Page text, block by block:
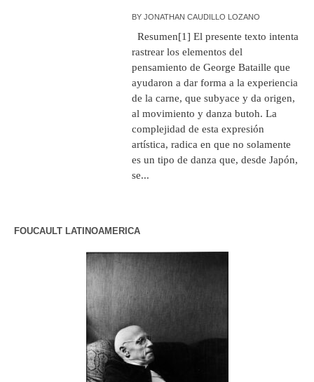
BYJONATHAN CAUDILLO LOZANO
Resumen[1] El presente texto intenta
rastrear los elementos del
pensamiento de George Bataille que
ayudaron a dar forma a la experiencia
de la carne, que subyace y da origen,
al movimiento y danza butoh. La
complejidad de esta expresión
artística, radica en que no solamente
es un tipo de danza que, desde Japón,
se...
FOUCAULT LATINOAMERICA